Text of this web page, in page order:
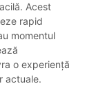
Acest
rapid
momentul
o experiență
actuale.